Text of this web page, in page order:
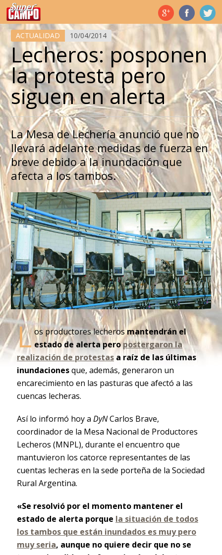
Temas de hoy
ACTUALIDAD 10/04/2014
Lecheros: posponen
la protesta pero
siguen en alerta
La Mesa de Lechería anunció que no
llevará adelante medidas de fuerza en
breve debido a la inundación que
afecta a los tambos.
L os productores lecherosmantendrán el
estado de alerta peropostergaron la
realización de protestasa raíz de las últimas
inundacionesque, además, generaron un
encarecimiento en las pasturas que afectó a las
cuencas lecheras.
Así lo informó hoy a DyNCarlos Brave,
coordinador de la Mesa Nacional de Productores
Lecheros (MNPL), durante el encuentro que
mantuvieron los catorce representantes de las
cuentas lecheras en la sede porteña de la Sociedad
Rural Argentina.
«Se resolvió por el momento mantener el
estado de alerta porque la situación de todos
los tambos que están inundados es muy pero
muy seria, aunque no quiere decir que no se